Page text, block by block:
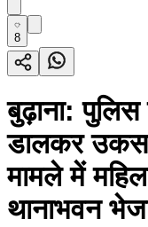
8
बुढ़ाना:
डालकर
मामले में
थानाभवन